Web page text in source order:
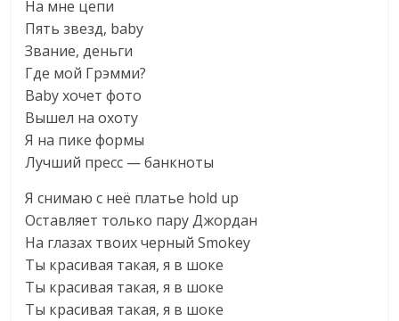
На мне цепи
Пять звезд, baby
Звание, деньги
Где мой Грэмми?
Baby хочет фото
Вышел на охоту
Я на пике формы
Лучший пресс — банкноты
Я снимаю с неё платье hold up
Оставляет только пару Джордан
На глазах твоих черный Smokey
Ты красивая такая, я в шоке
Ты красивая такая, я в шоке
Ты красивая такая, я в шоке